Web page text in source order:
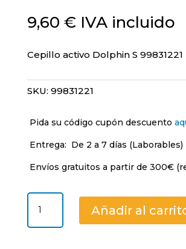
9,60 € IVA incluido
Cepillo activo Dolphin S 99831221
SKU: 99831221
Pida su código cupón descuento
Entrega: De 2 a 7 días (Laborables)
Envíos gratuitos a partir de 300€
Cepillo
activo
Dolphin
Añadir al